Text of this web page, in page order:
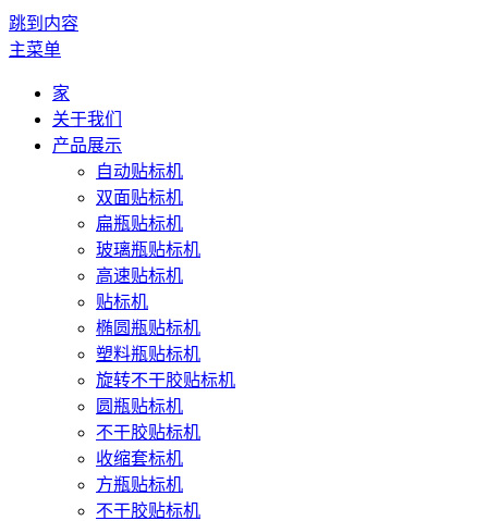
跳到内容
主菜单
家
关于我们
产品展示
自动贴标机
双面贴标机
扁瓶贴标机
玻璃瓶贴标机
高速贴标机
贴标机
椭圆瓶贴标机
塑料瓶贴标机
旋转不干胶贴标机
圆瓶贴标机
不干胶贴标机
收缩套标机
方瓶贴标机
不干胶贴标机